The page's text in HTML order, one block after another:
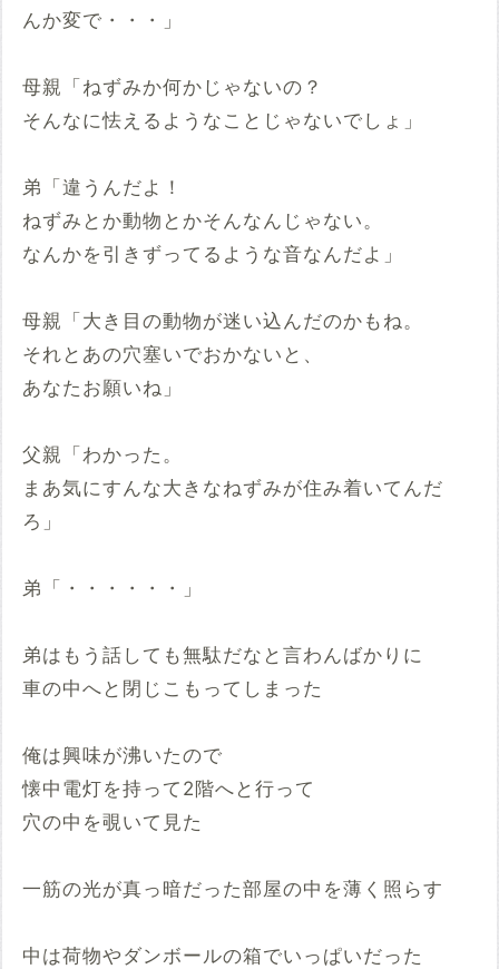
んか変で・・・」
母親「ねずみか何かじゃないの？
そんなに怯えるようなことじゃないでしょ」
弟「違うんだよ！
ねずみとか動物とかそんなんじゃない。
なんかを引きずってるような音なんだよ」
母親「大き目の動物が迷い込んだのかもね。
それとあの穴塞いでおかないと、
あなたお願いね」
父親「わかった。
まあ気にすんな大きなねずみが住み着いてんだ
ろ」
弟「・・・・・・」
弟はもう話しても無駄だなと言わんばかりに
車の中へと閉じこもってしまった
俺は興味が沸いたので
懐中電灯を持って2階へと行って
穴の中を覗いて見た
一筋の光が真っ暗だった部屋の中を薄く照らす
中は荷物やダンボールの箱でいっぱいだった